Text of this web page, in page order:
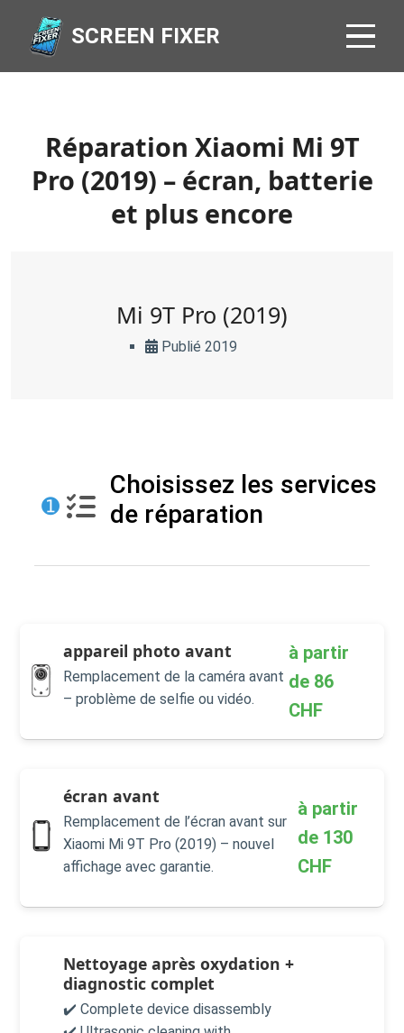
SCREEN FIXER
Réparation Xiaomi Mi 9T
Pro (2019) – écran, batterie
et plus encore
Mi 9T Pro (2019)
Publié 2019
➊
Choisissez les services
de réparation
appareil photo avant
Remplacement de la caméra avant
– problème de selfie ou vidéo.
à partir
de 86
CHF
écran avant
Remplacement de l’écran avant sur
Xiaomi Mi 9T Pro (2019) – nouvel
affichage avec garantie.
à partir
de 130
CHF
Nettoyage après oxydation +
diagnostic complet
✔️ Complete device disassembly